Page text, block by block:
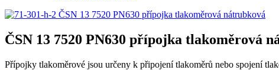
ČSN 13 7520 PN630 přípojka tlakoměrová
Přípojky tlakoměrové jsou určeny k připojení tlakoměrů nebo spojení